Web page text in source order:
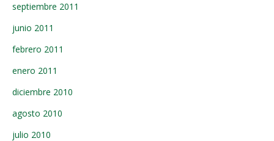
septiembre 2011
junio 2011
febrero 2011
enero 2011
diciembre 2010
agosto 2010
julio 2010